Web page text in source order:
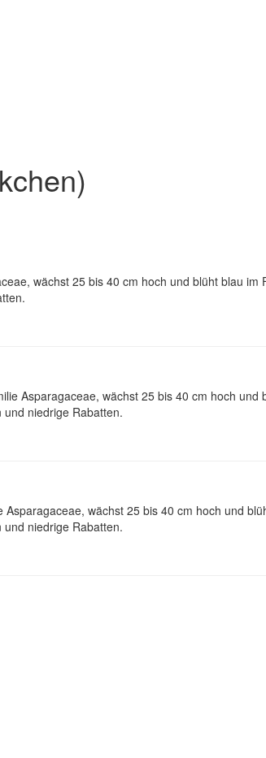
wächst 25 bis 40 cm hoch und blüht blau
Asparagaceae, wächst 25 bis 40 cm hoch
niedrige Rabatten.
wächst 25 bis 40 cm hoch und
niedrige Rabatten.